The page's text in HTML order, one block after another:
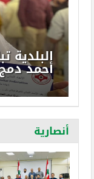
البلدية
أحمد
أنصارية